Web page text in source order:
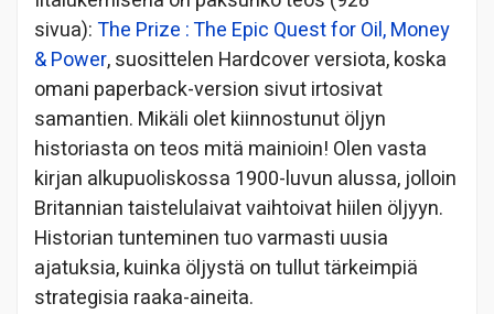
sivua):The Prize : The Epic Quest for Oil, Money
& Power, suosittelen Hardcover versiota, koska
omani paperback-version sivut irtosivat
samantien. Mikäli olet kiinnostunut öljyn
historiasta on teos mitä mainioin! Olen vasta
kirjan alkupuoliskossa 1900-luvun alussa, jolloin
Britannian taistelulaivat vaihtoivat hiilen öljyyn.
Historian tunteminen tuo varmasti uusia
ajatuksia, kuinka öljystä on tullut tärkeimpiä
strategisia raaka-aineita.